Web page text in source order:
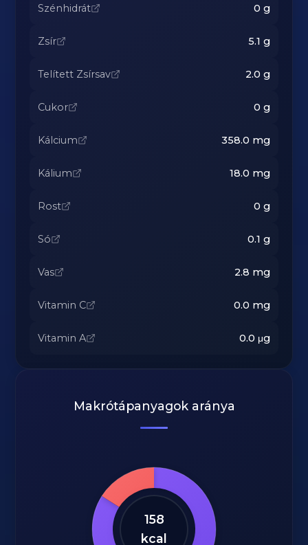
Szénhidrát 0 g
Zsír 5.1 g
Telített Zsírsav 2.0 g
Cukor 0 g
Kálcium 358.0 mg
Kálium 18.0 mg
Rost 0 g
Só 0.1 g
Vas 2.8 mg
Vitamin C 0.0 mg
Vitamin A 0.0 μg
Makrótápanyagok aránya
158
kcal